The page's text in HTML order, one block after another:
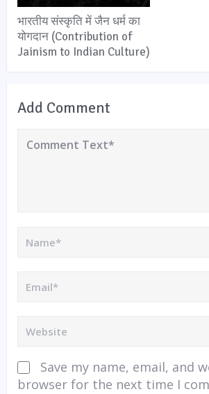
भारतीय संस्कृति में जैन धर्म का
योगदान (Contribution of
Jainism to Indian Culture)
Add Comment
Save my name, email, and
browser for the next time I